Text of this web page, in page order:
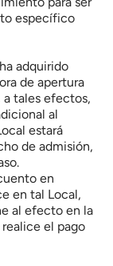
específico
adquirido
de apertura
a tales efectos,
al
estará
de admisión,
en
en tal Local,
al efecto en la
el pago